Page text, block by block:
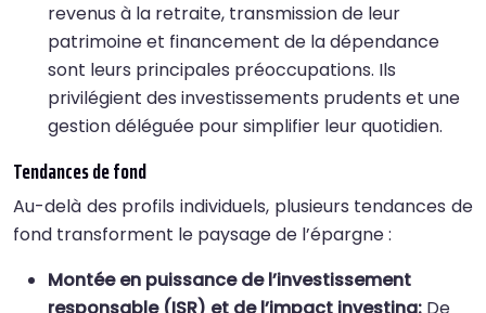
revenus à la retraite, transmission de leur
patrimoine et financement de la dépendance
sont leurs principales préoccupations. Ils
privilégient des investissements prudents et une
gestion déléguée pour simplifier leur quotidien.
Tendances de fond
Au-delà des profils individuels, plusieurs tendances de
fond transforment le paysage de l’épargne :
Montée en puissance de l’investissement